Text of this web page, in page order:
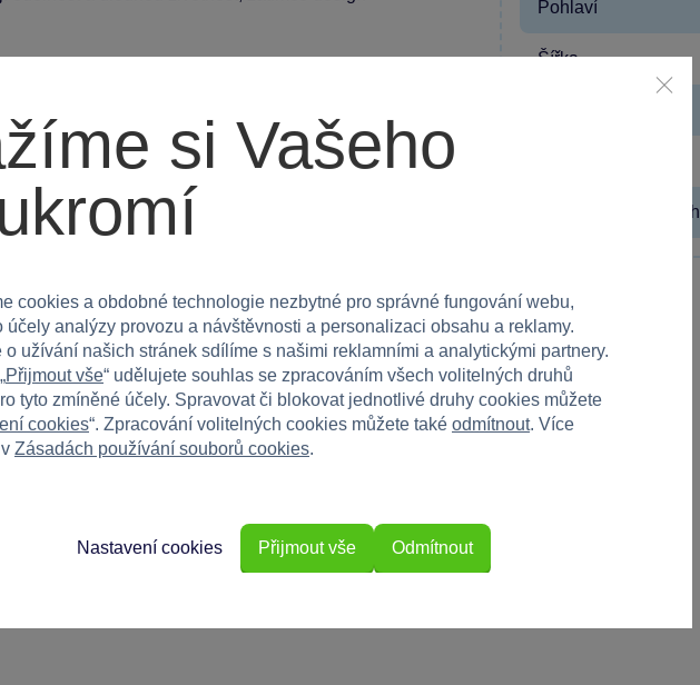
triků
cm
Perfektní k hraní doma nebo na cestách.
a přinese hodiny zábavy!
Pohlaví
Šířka
Hmotnost v gramech
si Vašeho
cookies a obdobné technologie nezbytné pro správné fungování webu,
účely analýzy provozu a návštěvnosti a personalizaci obsahu a reklamy.
o užívání našich stránek sdílíme s našimi reklamními a analytickými partnery.
Přijmout vše“ udělujete souhlas se zpracováním všech volitelných druhů
tyto zmíněné účely. Spravovat či blokovat jednotlivé druhy cookies můžete
cookies“. Zpracování volitelných cookies můžete také odmítnout. Více
Zásadách používání souborů cookies.
Odmítnout
Nastavení cookies Přijmout vše